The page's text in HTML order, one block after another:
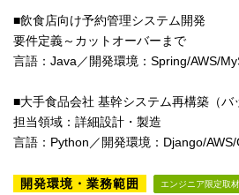
■飲食店向け予約管理システム開発
要件定義～カットオーバーまで
言語：Java／開発環境：Spring/AWS/
■大手食品会社 基幹システム再構築（バ
担当領域：詳細設計・製造
言語：Python／開発環境：Django/AWS/
開発環境・業務範囲 エンジニア限定取材